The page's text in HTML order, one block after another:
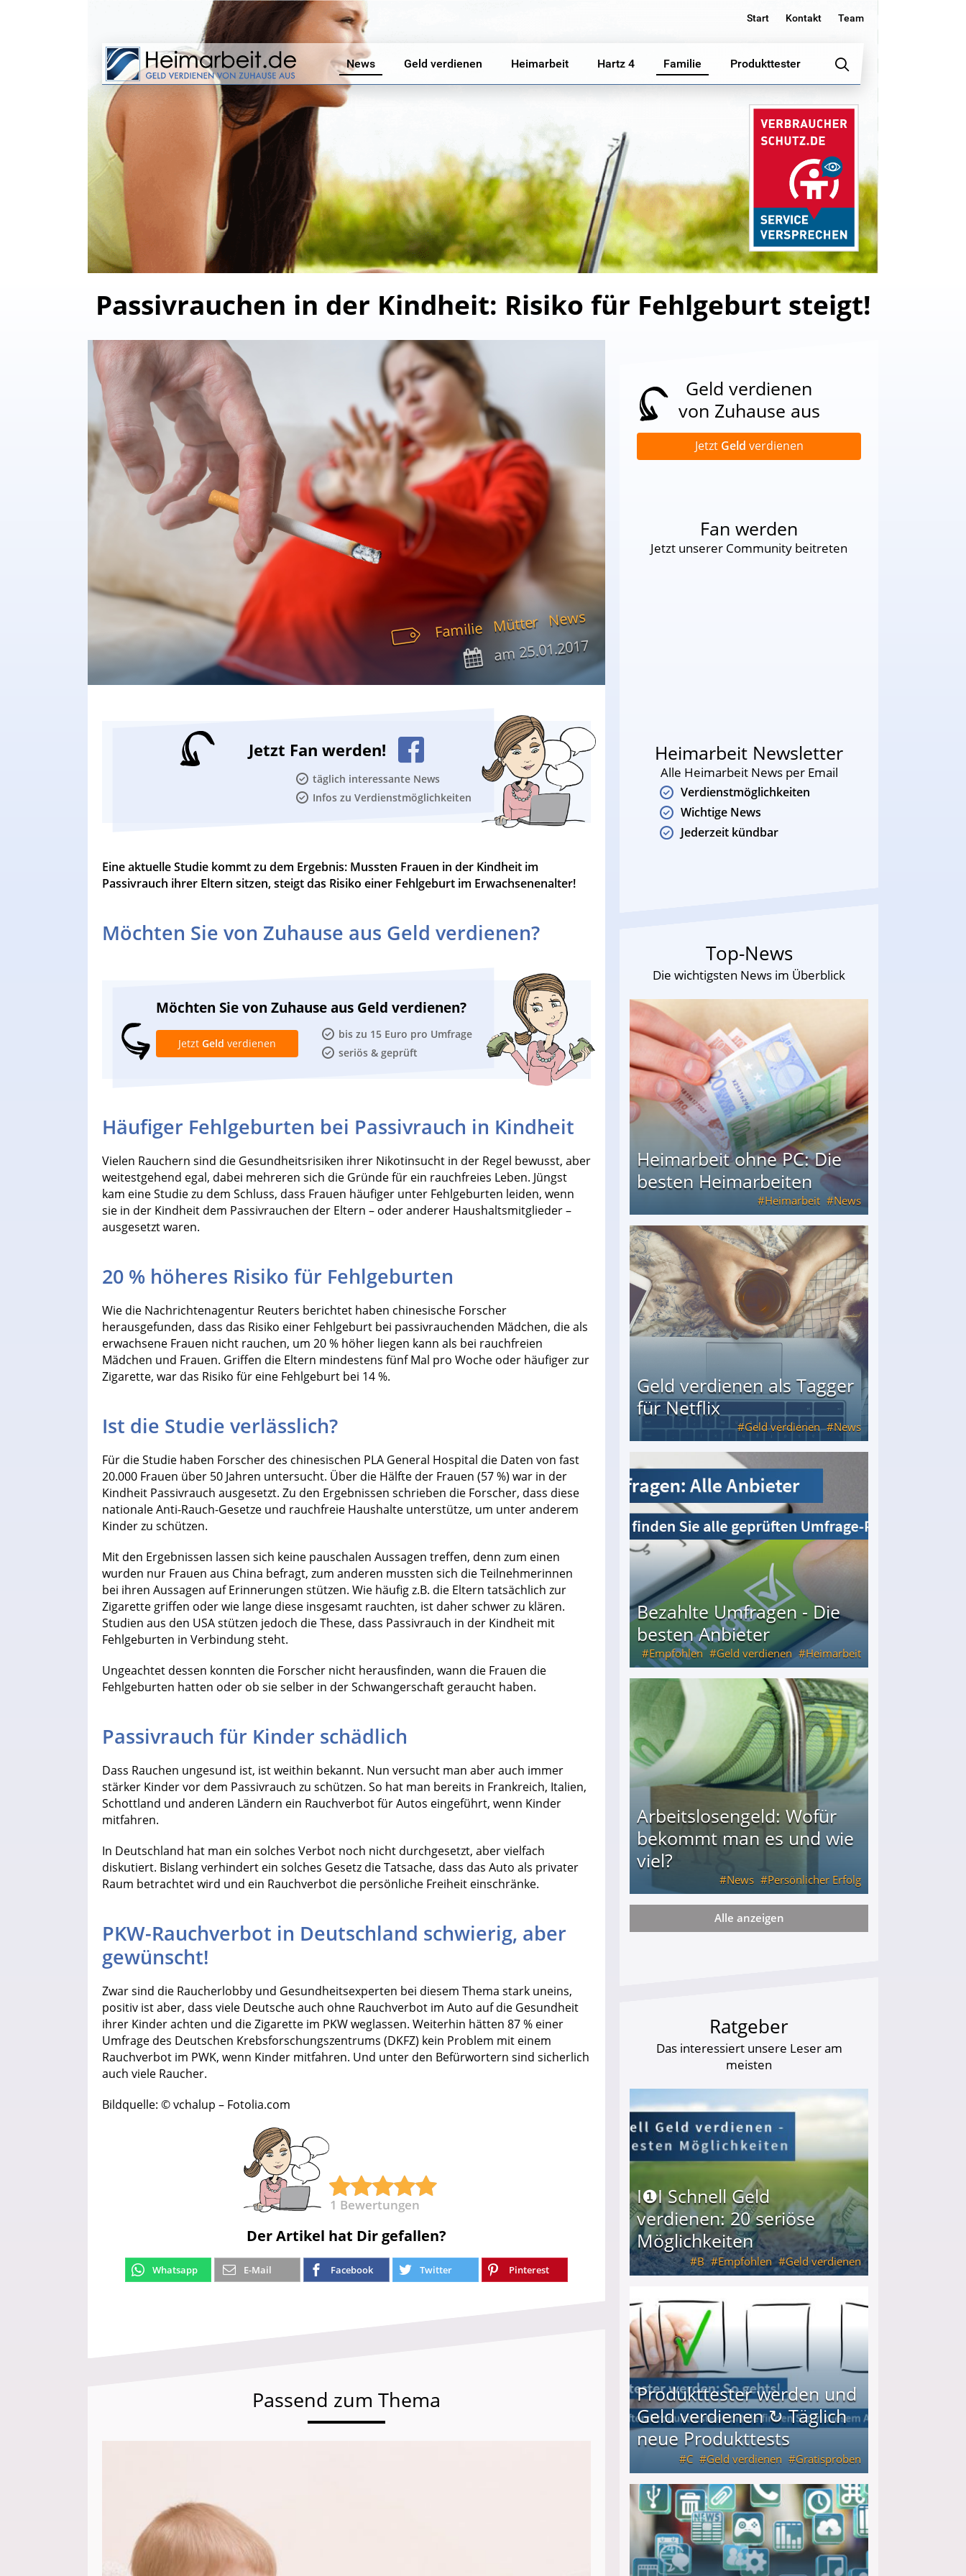
Start Kontakt Team
News Geld verdienen Heimarbeit Hartz 4 Familie Produkttester
Passivrauchen in der Kindheit: Risiko für Fehlgeburt steigt!
Familie Mütter News
am25.01.2017
Jetzt Fan werden!
täglich interessante News
Infos zu Verdienstmöglichkeiten
Eine aktuelle Studie kommt zu dem Ergebnis: Mussten Frauen in der Kindheit im
Passivrauch ihrer Eltern sitzen, steigt das Risiko einer Fehlgeburt im Erwachsenenalter!
Möchten Sie von Zuhause aus Geld verdienen?
Möchten Sie von Zuhause aus Geld verdienen?
bis zu 15 Euro pro Umfrage
seriös & geprüft
Jetzt Geld verdienen
Häufiger Fehlgeburten bei Passivrauch in Kindheit
Vielen Rauchern sind die Gesundheitsrisiken ihrer Nikotinsucht in der Regel bewusst, aber
weitestgehend egal, dabei mehreren sich die Gründe für ein rauchfreies Leben. Jüngst
kam eine Studie zu dem Schluss, dass Frauen häufiger unter Fehlgeburten leiden, wenn
sie in der Kindheit dem Passivrauchen der Eltern – oder anderer Haushaltsmitglieder –
ausgesetzt waren.
20 % höheres Risiko für Fehlgeburten
Wie die Nachrichtenagentur Reuters berichtet haben chinesische Forscher
herausgefunden, dass das Risiko einer Fehlgeburt bei passivrauchenden Mädchen, die als
erwachsene Frauen nicht rauchen, um 20 % höher liegen kann als bei rauchfreien
Mädchen und Frauen. Griffen die Eltern mindestens fünf Mal pro Woche oder häufiger zur
Zigarette, war das Risiko für eine Fehlgeburt bei 14 %.
Ist die Studie verlässlich?
Für die Studie haben Forscher des chinesischen PLA General Hospital die Daten von fast
20.000 Frauen über 50 Jahren untersucht. Über die Hälfte der Frauen (57 %) war in der
Kindheit Passivrauch ausgesetzt. Zu den Ergebnissen schrieben die Forscher, dass diese
nationale Anti-Rauch-Gesetze und rauchfreie Haushalte unterstütze, um unter anderem
Kinder zu schützen.
Mit den Ergebnissen lassen sich keine pauschalen Aussagen treffen, denn zum einen
wurden nur Frauen aus China befragt, zum anderen mussten sich die Teilnehmerinnen
bei ihren Aussagen auf Erinnerungen stützen. Wie häufig z.B. die Eltern tatsächlich zur
Zigarette griffen oder wie lange diese insgesamt rauchten, ist daher schwer zu klären.
Studien aus den USA stützen jedoch die These, dass Passivrauch in der Kindheit mit
Fehlgeburten in Verbindung steht.
Ungeachtet dessen konnten die Forscher nicht herausfinden, wann die Frauen die
Fehlgeburten hatten oder ob sie selber in der Schwangerschaft geraucht haben.
Passivrauch für Kinder schädlich
Dass Rauchen ungesund ist, ist weithin bekannt. Nun versucht man aber auch immer
stärker Kinder vor dem Passivrauch zu schützen. So hat man bereits in Frankreich, Italien,
Schottland und anderen Ländern ein Rauchverbot für Autos eingeführt, wenn Kinder
mitfahren.
In Deutschland hat man ein solches Verbot noch nicht durchgesetzt, aber vielfach
diskutiert. Bislang verhindert ein solches Gesetz die Tatsache, dass das Auto als privater
Raum betrachtet wird und ein Rauchverbot die persönliche Freiheit einschränke.
PKW-Rauchverbot in Deutschland schwierig, aber
gewünscht!
Zwar sind die Raucherlobby und Gesundheitsexperten bei diesem Thema stark uneins,
positiv ist aber, dass viele Deutsche auch ohne Rauchverbot im Auto auf die Gesundheit
ihrer Kinder achten und die Zigarette im PKW weglassen. Weiterhin hätten 87 % einer
Umfrage des Deutschen Krebsforschungszentrums (DKFZ) kein Problem mit einem
Rauchverbot im PWK, wenn Kinder mitfahren. Und unter den Befürwortern sind sicherlich
auch viele Raucher.
Bildquelle: © vchalup – Fotolia.com
1 Bewertungen
Der Artikel hat Dir gefallen?
Whatsapp E-Mail Facebook Twitter Pinterest
Passend zum Thema
Geld verdienen
von Zuhause aus
Jetzt Geld verdienen
Fan werden
Jetzt unserer Community beitreten
Heimarbeit Newsletter
Alle Heimarbeit News per Email
Verdienstmöglichkeiten
Wichtige News
Jederzeit kündbar
Top-News
Die wichtigsten News im Überblick
Heimarbeit ohne PC: Die
besten Heimarbeiten
Heimarbeit News
Heimarbeit ohne PC: Die besten Heimarbeiten
Geld verdienen als Tagger
für Netflix
Geld verdienen News
Geld verdienen als Tagger für Netflix
Bezahlte Umfragen - Die
besten Anbieter
Empfohlen Geld verdienen Heimarbeit
Arbeitslosengeld: Wofür
bekommt man es und wie
viel?
News Persönlicher Erfolg
Arbeitslosengeld: Wofür bekommt man es und wie viel?
Alle anzeigen
Ratgeber
Das interessiert unsere Leser am
meisten
I❶I Schnell Geld
verdienen: 20 seriöse
Möglichkeiten
B Empfohlen Geld verdienen
Produkttester werden und
Geld verdienen ↻ Täglich
neue Produkttests
C Geld verdienen Gratisproben
Produkttester werden und Geld verdienen ↻ Täglich neue Produkttests